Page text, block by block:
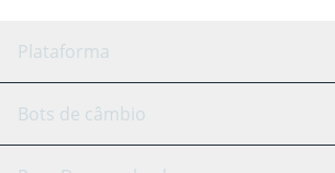
Plataforma
Bot GRID
Bots de câmbio